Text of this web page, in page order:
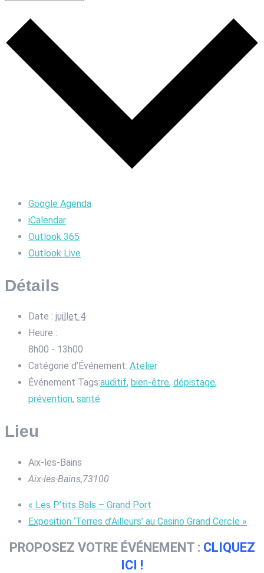
Google Agenda
iCalendar
Outlook 365
Outlook Live
Détails
Date : juillet 4
Heure :
8h00 - 13h00
Catégorie d’Événement: Atelier
Événement Tags:auditif, bien-être, dépistage,
prévention, santé
Lieu
Aix-les-Bains
Aix-les-Bains,73100
« Les P’tits Bals – Grand Port
Exposition ‘Terres d’Ailleurs’ au Casino Grand Cercle »
PROPOSEZ VOTRE ÉVÉNEMENT : CLIQUEZ
ICI !